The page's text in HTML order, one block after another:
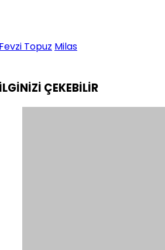
Topuz Milas
ÇEKEBİLİR